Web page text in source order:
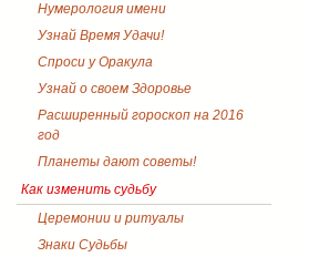
Нумерология имени
Узнай Время Удачи!
Спроси у Оракула
Узнай о своем Здоровье
Расширенный гороскоп на 2016
год
Планеты дают советы!
Как изменить судьбу
Церемонии и ритуалы
Знаки Судьбы